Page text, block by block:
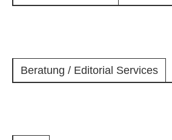
Beratung / Editorial Services